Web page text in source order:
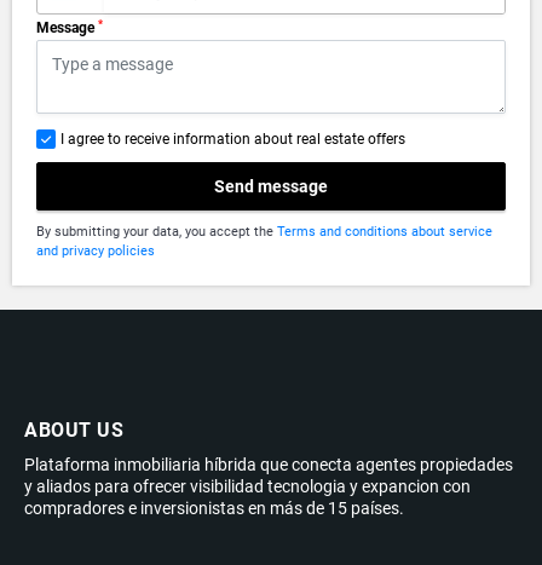
Message *
I agree to receive information about real estate offers
Send message
By submitting your data, you accept the Terms and conditions about service
and privacy policies
ABOUT US
Plataforma inmobiliaria híbrida que conecta agentes propiedades
y aliados para ofrecer visibilidad tecnologia y expancion con
compradores e inversionistas en más de 15 países.